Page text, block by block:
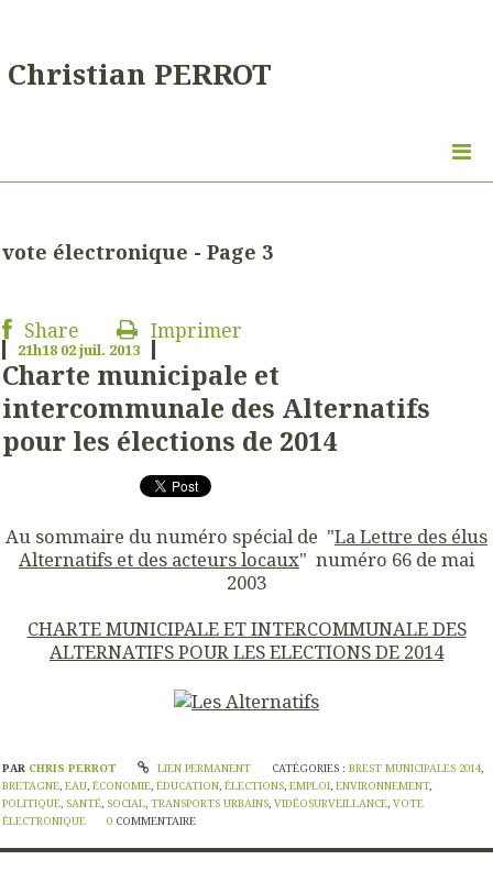
Christian PERROT
vote électronique - Page 3
Share Imprimer
21h18 02juil. 2013
Charte municipale et
intercommunale des Alternatifs
pour les élections de 2014
Au sommaire du numéro spécial de "La Lettre des élus
Alternatifs et des acteurs locaux" numéro 66 de mai
2003
CHARTE MUNICIPALE ET INTERCOMMUNALE DES
ALTERNATIFS POUR LES ELECTIONS DE 2014
PAR CHRIS PERROT LIEN PERMANENT CATÉGORIES :BREST MUNICIPALES 2014,
BRETAGNE, EAU, ÉCONOMIE, ÉDUCATION, ÉLECTIONS, EMPLOI, ENVIRONNEMENT,
POLITIQUE, SANTÉ, SOCIAL, TRANSPORTS URBAINS, VIDÉOSURVEILLANCE, VOTE
ÉLECTRONIQUE
0 COMMENTAIRE